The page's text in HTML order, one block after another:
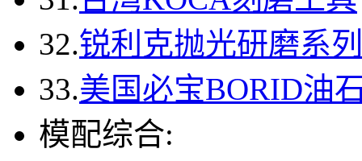
32.锐利克抛光研磨系列
33.美国必宝BORID油
模配综合: